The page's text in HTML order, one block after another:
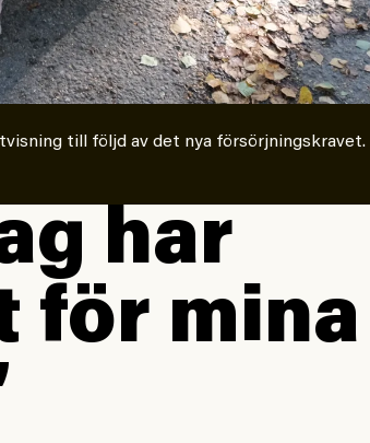
till följd av det nya försörjningskravet.
har
för mina